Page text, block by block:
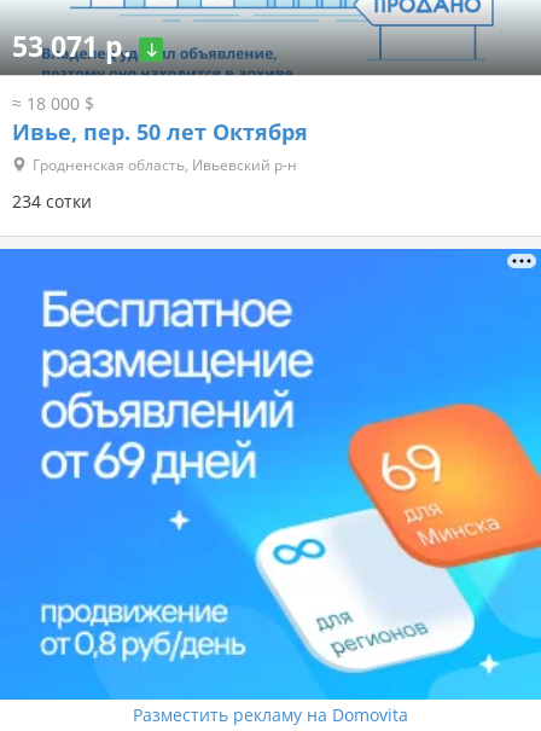
53 071 р.
≈ 18 000 $
Ивье, пер. 50 лет Октября
Гродненская область, Ивьевский р-н
234 сотки
Разместить рекламу на Domovita